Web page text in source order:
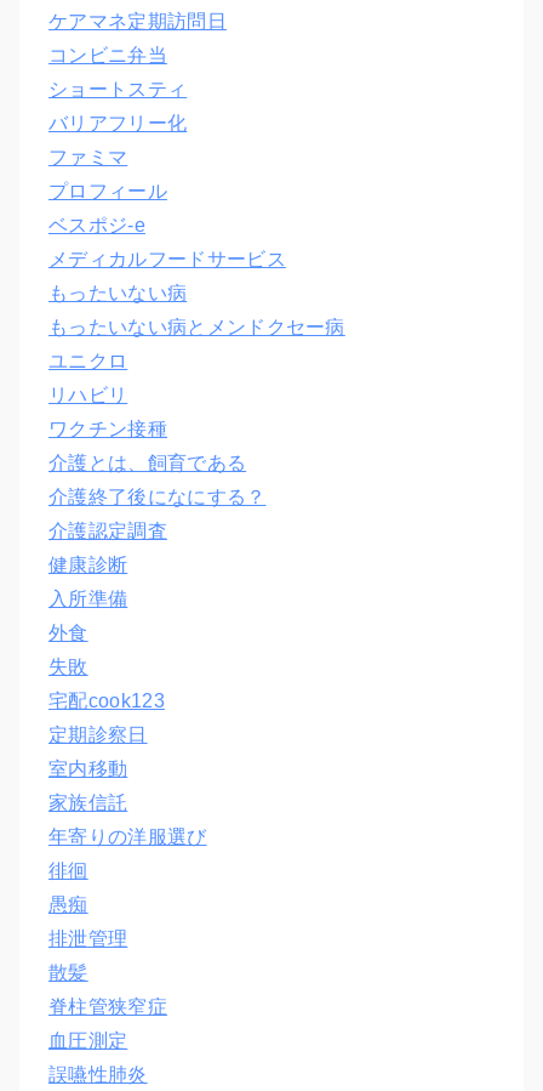
ケアマネ定期訪問日
コンビニ弁当
ショートスティ
バリアフリー化
ファミマ
プロフィール
ベスポジ-e
メディカルフードサービス
もったいない病
もったいない病とメンドクセー病
ユニクロ
リハビリ
ワクチン接種
介護とは、飼育である
介護終了後になにする？
介護認定調査
健康診断
入所準備
外食
失敗
宅配cook123
定期診察日
室内移動
家族信託
年寄りの洋服選び
徘徊
愚痴
排泄管理
散髪
脊柱管狭窄症
血圧測定
誤嚥性肺炎